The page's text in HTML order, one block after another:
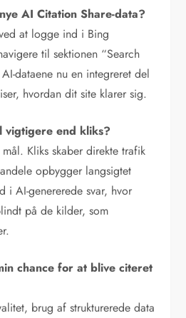
AI Citation Share-data?
at logge ind i Bing
til sektionen “Search
dataene nu en integreret del
hvordan dit site klarer sig.
vigtigere end kliks?
Kliks skaber direkte trafik
opbygger langsigtet
i AI-genererede svar, hvor
på de kilder, som
chance for at blive citeret
brug af strukturerede data